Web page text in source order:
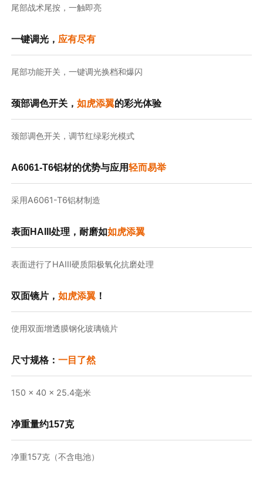
尾部战术尾按，一触即亮
一键调光， 应有尽有
尾部功能开关，一键调光换档和爆闪
颈部调色开关，如虎添翼的彩光体验
颈部调色开关，调节红绿彩光模式
A6061-T6铝材的优势与应用轻而易举
采用A6061-T6铝材制造
表面HAIII处理，耐磨如如虎添翼
表面进行了HAIII硬质阳极氧化抗磨处理
双面镜片，如虎添翼 ！
使用双面增透膜钢化玻璃镜片
尺寸规格：一目了然
150 x 40 x 25.4毫米
净重量约157克
净重157克（不含电池）